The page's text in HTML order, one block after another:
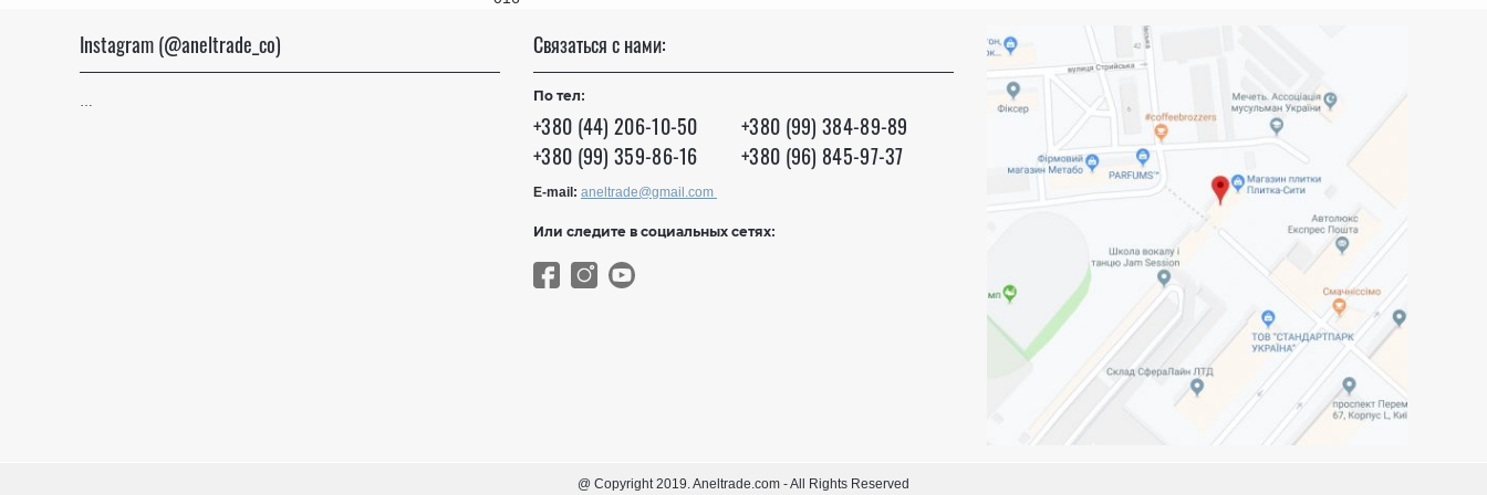
Instagram (@aneltrade_co)
…
Связаться с нами:
По тел:
+380 (44) 206-10-50
+380 (99) 384-89-89
+380 (99) 359-86-16
+380 (96) 845-97-37
E-mail: aneltrade@gmail.com
Или следите в социальных сетях:
@ Copyright 2019. Aneltrade.com - All Rights Reserved